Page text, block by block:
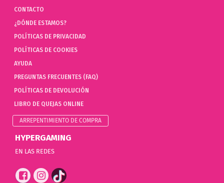
CONTACTO
¿DÓNDE ESTAMOS?
POLÍTICAS DE PRIVACIDAD
POLÍTICAS DE COOKIES
AYUDA
PREGUNTAS FRECUENTES (FAQ)
POLÍTICAS DE DEVOLUCIÓN
LIBRO DE QUEJAS ONLINE
ARREPENTIMIENTO DE COMPRA
HYPERGAMING
EN LAS REDES